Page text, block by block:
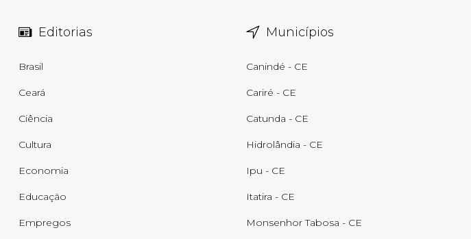
Editorias
Brasil
Ceará
Ciência
Cultura
Economia
Educação
Empregos
Municípios
Canindé - CE
Cariré - CE
Catunda - CE
Hidrolândia - CE
Ipu - CE
Itatira - CE
Monsenhor Tabosa - CE